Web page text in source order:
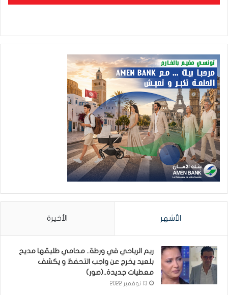
الأشهر الأخيرة
ريم الرياحي في ورطة.. محامي طليقها مديح
بلعيد يخرج عن واجب التحفظ و يكشف
معطيات جديدة..(صور)
13 نوفمبر 2022